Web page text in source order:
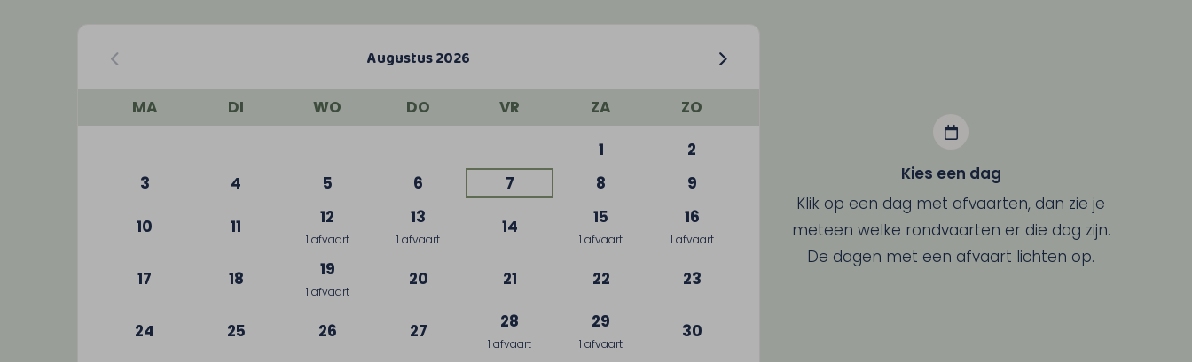
Augustus 2026
MA DI WO DO VR ZA
ZO
1
2
3
4 5 6 7 8 9
10 11 12
1 afvaart
13
1 afvaart
14 15
1 afvaart
16
1 afvaart
17 18 19
1 afvaart
20 21 22 23
24 25 26 27 28
1 afvaart
29
1 afvaart
30
Kies een dag
Klik op een dag met afvaarten, dan zie je
meteen welke rondvaarten er die dag zijn.
De dagen met een afvaart lichten op.